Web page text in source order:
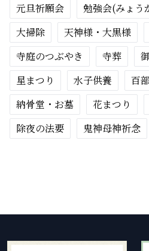
元旦祈願会
勉強会(みょう
大掃除
天神様・大黒様
寺庭のつぶやき
寺葬
星まつり
水子供養 百
納骨堂・お墓
花まつり
除夜の法要
鬼神母神祈念